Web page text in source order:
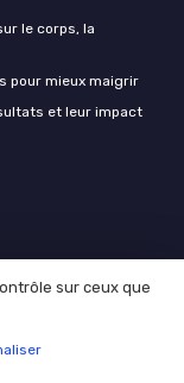
le corps, la
pour mieux maigrir
et leur impact
sur ceux que